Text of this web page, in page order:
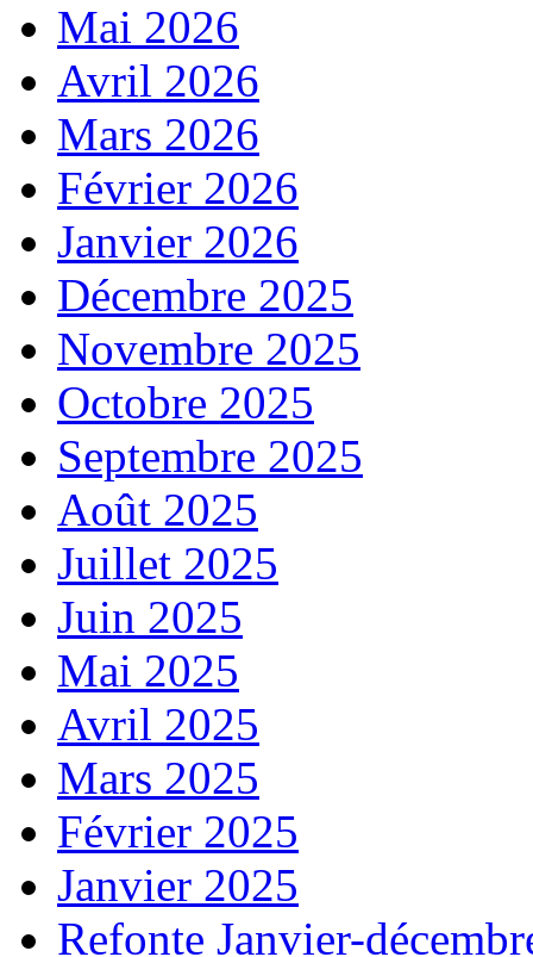
Mai 2026
Avril 2026
Mars 2026
Février 2026
Janvier 2026
Décembre 2025
Novembre 2025
Octobre 2025
Septembre 2025
Août 2025
Juillet 2025
Juin 2025
Mai 2025
Avril 2025
Mars 2025
Février 2025
Janvier 2025
Refonte Janvier-